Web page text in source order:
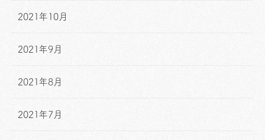
2021年10月
2021年9月
2021年8月
2021年7月